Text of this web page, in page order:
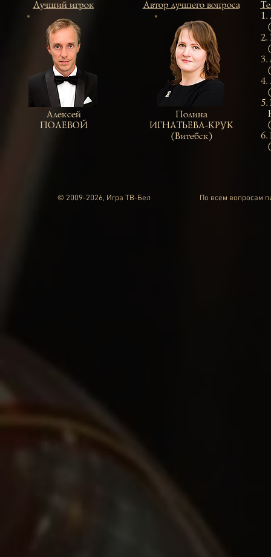
Лучший игрок
Алексей
ПОЛЕВОЙ
Автор лучшего вопроса
Полина
ИГНАТЬЕВА-КРУК
(Витебск)
1.
2.
3.
4.
6.
© 2009-2026, Игра ТВ-Бел По всем вопросам